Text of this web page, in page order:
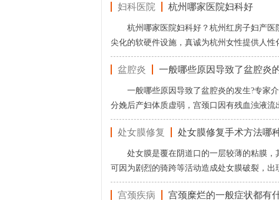
妇科医院 杭州哪家医院妇科好
杭州哪家医院妇科好？杭州红房子妇产医
尖化的软硬件设施，真诚为杭州女性提供人
盆腔炎 一般哪些原因导致了盆腔炎
一般哪些原因导致了盆腔炎的发生?专家
分娩后产妇体质虚弱，宫颈口因有残血浊液
处女膜修复 处女膜修复手术方法哪
处女膜是覆在阴道口的一层较薄的粘膜
可因为剧烈的骑跨等活动造成处女膜破裂，
宫颈疾病 宫颈糜烂的一般症状都有